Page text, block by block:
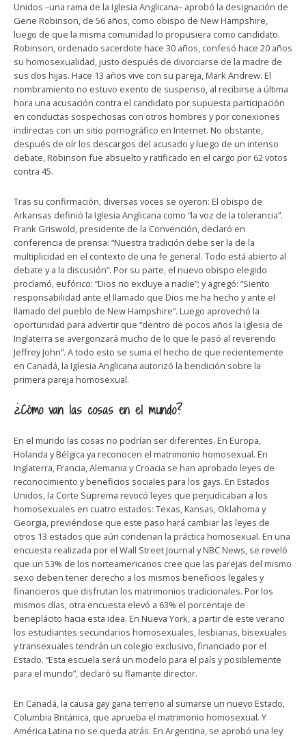
Unidos –una rama de la Iglesia Anglicana– aprobó la designación de
Gene Robinson, de 56 años, como obispo de New Hampshire,
luego de que la misma comunidad lo propusiera como candidato.
Robinson, ordenado sacerdote hace 30 años, confesó hace 20 años
su homosexualidad, justo después de divorciarse de la madre de
sus dos hijas. Hace 13 años vive con su pareja, Mark Andrew. El
nombramiento no estuvo exento de suspenso, al recibirse a última
hora una acusación contra el candidato por supuesta participación
en conductas sospechosas con otros hombres y por conexiones
indirectas con un sitio pornográfico en Internet. No obstante,
después de oír los descargos del acusado y luego de un intenso
debate, Robinson fue absuelto y ratificado en el cargo por 62 votos
contra 45.
Tras su confirmación, diversas voces se oyeron: El obispo de
Arkansas definió la Iglesia Anglicana como “la voz de la tolerancia”.
Frank Griswold, presidente de la Convención, declaró en
conferencia de prensa: “Nuestra tradición debe ser la de la
multiplicidad en el contexto de una fe general. Todo está abierto al
debate y a la discusión”. Por su parte, el nuevo obispo elegido
proclamó, eufórico: “Dios no excluye a nadie”; y agregó: “Siento
responsabilidad ante el llamado que Dios me ha hecho y ante el
llamado del pueblo de New Hampshire”. Luego aprovechó la
oportunidad para advertir que “dentro de pocos años la Iglesia de
Inglaterra se avergonzará mucho de lo que le pasó al reverendo
Jeffrey John”. A todo esto se suma el hecho de que recientemente
en Canadá, la Iglesia Anglicana autorizó la bendición sobre la
primera pareja homosexual.
¿Cómo van las cosas en el mundo?
En el mundo las cosas no podrían ser diferentes. En Europa,
Holanda y Bélgica ya reconocen el matrimonio homosexual. En
Inglaterra, Francia, Alemania y Croacia se han aprobado leyes de
reconocimiento y beneficios sociales para los gays. En Estados
Unidos, la Corte Suprema revocó leyes que perjudicaban a los
homosexuales en cuatro estados: Texas, Kansas, Oklahoma y
Georgia, previéndose que este paso hará cambiar las leyes de
otros 13 estados que aún condenan la práctica homosexual. En una
encuesta realizada por el Wall Street Journal y NBC News, se reveló
que un 53% de los norteamericanos cree que las parejas del mismo
sexo deben tener derecho a los mismos beneficios legales y
financieros que disfrutan los matrimonios tradicionales. Por los
mismos días, otra encuesta elevó a 63% el porcentaje de
beneplácito hacia esta idea. En Nueva York, a partir de este verano
los estudiantes secundarios homosexuales, lesbianas, bisexuales
y transexuales tendrán un colegio exclusivo, financiado por el
Estado. “Esta escuela será un modelo para el país y posiblemente
para el mundo”, declaró su flamante director.
En Canadá, la causa gay gana terreno al sumarse un nuevo Estado,
Columbia Británica, que aprueba el matrimonio homosexual. Y
América Latina no se queda atrás. En Argentina, se aprobó una ley